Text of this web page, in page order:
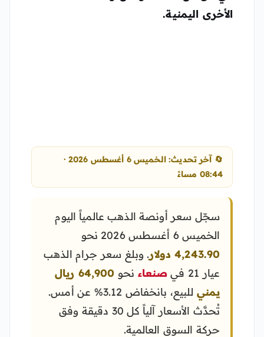
الأخرى اليمنية.
🔄 آخر تحديث: الخميس 6 أغسطس 2026 ·
08:44 مساءً
سجّل سعر أونصة الذهب عالمياً اليوم
الخميس 6 أغسطس 2026 نحو
4,243.90 دولار
. وبلغ سعر جرام الذهب
عيار 21 في
صنعاء نحو
64,900 ريال
يمني
للبيع، بانخفاض 3.12% عن أمس.
تُحدَّث الأسعار آلياً كل 30 دقيقة وفق
حركة السوق العالمية.